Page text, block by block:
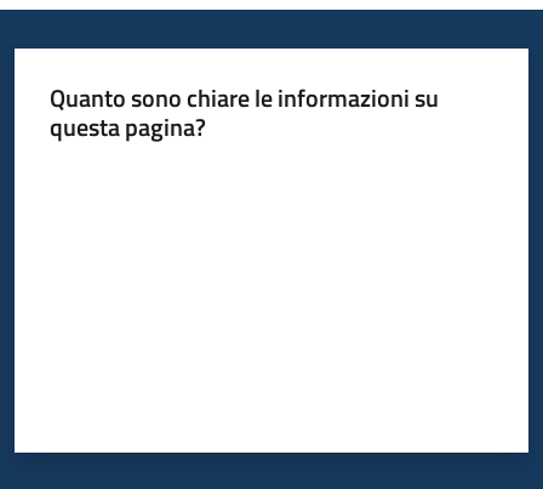
Quanto sono chiare le informazioni su
questa pagina?